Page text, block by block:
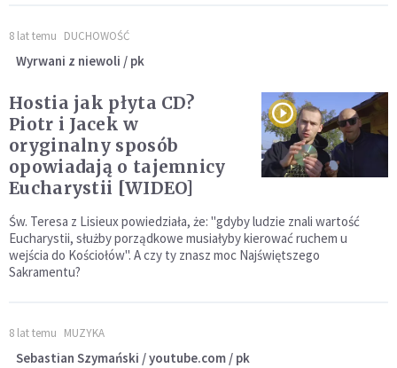
8 lat temu DUCHOWOŚĆ
Wyrwani z niewoli / pk
Hostia jak płyta CD?
Piotr i Jacek w
oryginalny sposób
opowiadają o tajemnicy
Eucharystii [WIDEO]
Św. Teresa z Lisieux powiedziała, że: "gdyby ludzie znali wartość
Eucharystii, służby porządkowe musiałyby kierować ruchem u
wejścia do Kościołów". A czy ty znasz moc Najświętszego
Sakramentu?
8 lat temu MUZYKA
Sebastian Szymański / youtube.com / pk